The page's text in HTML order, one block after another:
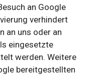
an Google
verhindert
an uns oder an
eingesetzte
werden. Weitere
bereitgestellten